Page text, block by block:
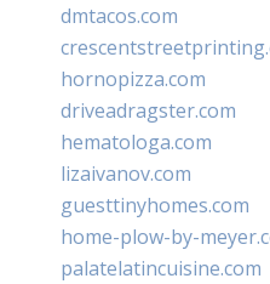
dmtacos.com
hornopizza.com
driveadragster.com
hematologa.com
lizaivanov.com
guesttinyhomes.com
home-plow-by-
palatelatincuisine.com